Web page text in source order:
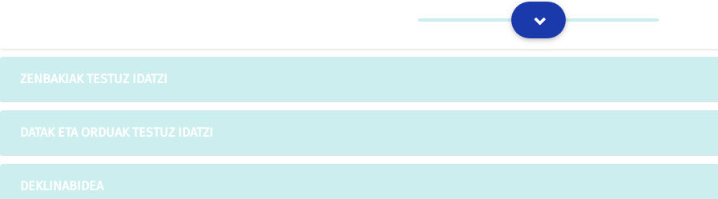
Las remuneraciones de los empleados municipales para 1995 se incrementaron en un 3,5% más un
importe lineal consolidable de 25.000 pesetas anuales, según lo determinado en el Acuerdo regulador
Ley 41/1994 de Presupuestos Generales del Estado para 1995.
IZOko itzulpen-memoria
Determinar las bases para una decisión sobre las remuneraciones. Ordainsarien gaineko
ZENBAKIAK TESTUZ IDATZI
DATAK ETA ORDUAK TESTUZ IDATZI
DEKLINABIDEA